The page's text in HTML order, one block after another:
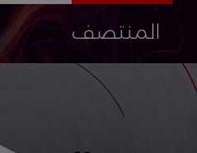
المنتصف